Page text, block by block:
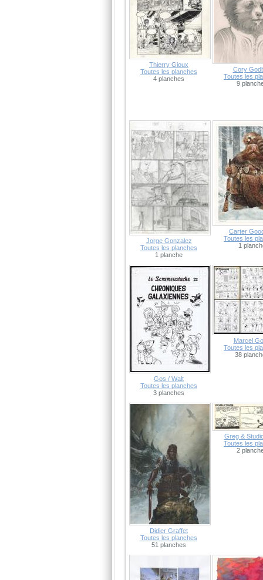
Thierry Gioux
Toutes les planches
4 planches
Cory
Toutes les
9
Jorge Gonzalez
Toutes les planches
1 planche
Carter
Toutes les
1
Gos / Walt
Toutes les planches
3 planches
Marcel
Toutes les
38
Didier Graffet
Toutes les planches
51 planches
Greg &
Toutes les
2